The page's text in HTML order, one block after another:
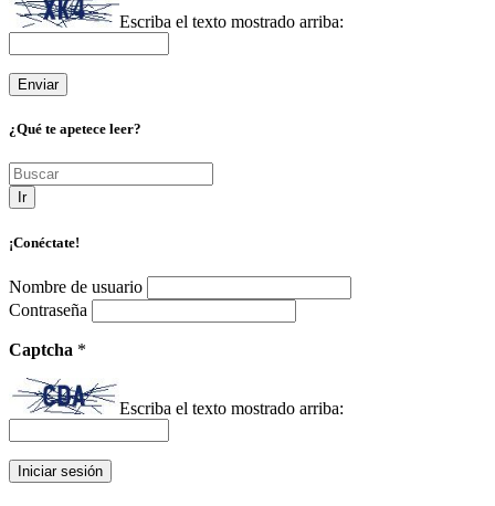
Escriba el texto mostrado arriba:
¿Qué te apetece leer?
Ir
¡Conéctate!
Nombre de usuario
Contraseña
Captcha *
Escriba el texto mostrado arriba: